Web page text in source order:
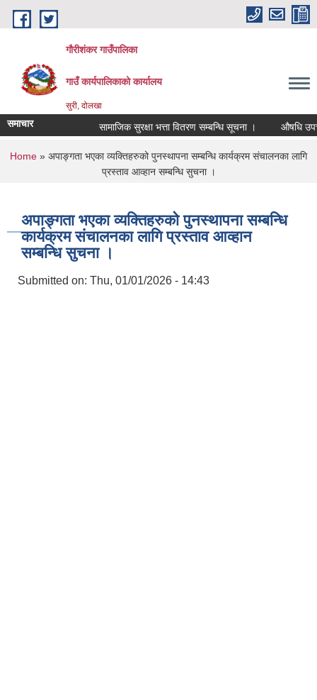
Skip to main content
गौरीशंकर गाउँपालिका
गाउँ कार्यपालिकाको कार्यालय
सुरी, दोलखा
समाचार सामाजिक सुरक्षा भत्ता वितरण सम्बन्धि सूचना । औषधि उपचार
You are here
Home » अपाङ्गता भएका व्यक्तिहरुको पुनस्थापना सम्बन्धि कार्यक्रम संचालनका लागि
प्रस्ताव आव्हान सम्बन्धि सुचना ।
अपाङ्गता भएका व्यक्तिहरुको पुनस्थापना सम्बन्धि
कार्यक्रम संचालनका लागि प्रस्ताव आव्हान
सम्बन्धि सुचना ।
Submitted on: Thu, 01/01/2026 - 14:43